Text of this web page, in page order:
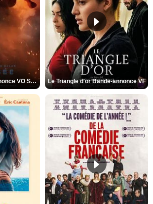
L'Odyssée Bande-annonce VO STFR Le Triangle d'or Bande-annonce VF